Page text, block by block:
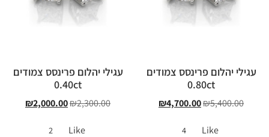
עגילי יהלום פרינסס צמודים
0.80ct
₪5,400.00
₪4,700.00
Like
4
עגילי יהלום פרינסס צמודים
0.40ct
₪2,300.00
₪2,000.00
Like
2